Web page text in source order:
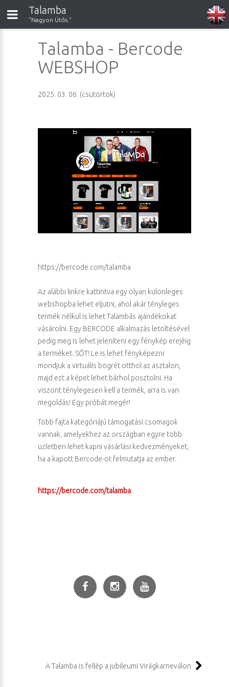
Talamba - Bercode
WEBSHOP
2025. 03. 06. (csütörtök)
https://bercode.com/talamba
Az alábbi linkre kattintva egy olyan különleges
webshopba lehet eljutni, ahol akár tényleges
termék nélkül is lehet Talambás ajándékokat
vásárolni. Egy BERCODE alkalmazás letöltésével
pedig meg is lehet jeleníteni egy fénykép erejéig
a terméket. SŐT! Le is lehet fényképezni
mondjuk a virtuális bögrét otthol az asztalon,
majd ezt a képet lehet bárhol posztolni. Ha
viszont ténylegesen kell a termék, arra is van
megoldás! Egy próbát megér!
Több fajta kategóriájú támogatási csomagok
vannak, amelyekhez az országban egyre több
üzletben lehet kapni vásárlási kedvezményeket,
ha a kapott Bercode-ot felmutatja az ember.
https://bercode.com/talamba
A Talamba is fellép a jubileumi Virágkarneválon
Talamba
"Nagyon Ütős."